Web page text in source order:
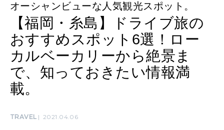
MAMA
ママもいろいろ
SUSTAINABLE
わたしができること
オーシャンビューな人気観光スポット。
【福岡・糸島】ドライブ旅の
おすすめスポット6選！ロー
カルベーカリーから絶景ま
で、知っておきたい情報満
載。
TRAVEL 2021.04.06